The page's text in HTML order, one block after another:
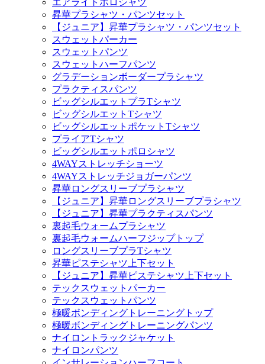
エアライトポロシャツ
昇華プラシャツ・パンツセット
【ジュニア】昇華プラシャツ・パンツセット
スウェットパーカー
スウェットパンツ
スウェットハーフパンツ
グラデーションボーダープラシャツ
プラクティスパンツ
ビッグシルエットプラTシャツ
ビッグシルエットTシャツ
ビッグシルエットポケットTシャツ
プライアTシャツ
ビッグシルエットポロシャツ
4WAYストレッチショーツ
4WAYストレッチジョガーパンツ
昇華ロングスリーブプラシャツ
【ジュニア】昇華ロングスリーブプラシャツ
【ジュニア】昇華プラクティスパンツ
裏起毛ウォームプラシャツ
裏起毛ウォームハーフジップトップ
ロングスリーブプラTシャツ
昇華ピステシャツ上下セット
【ジュニア】昇華ピステシャツ上下セット
テックスウェットパーカー
テックスウェットパンツ
極暖ボンディングトレーニングトップ
極暖ボンディングトレーニングパンツ
ナイロントラックジャケット
ナイロンパンツ